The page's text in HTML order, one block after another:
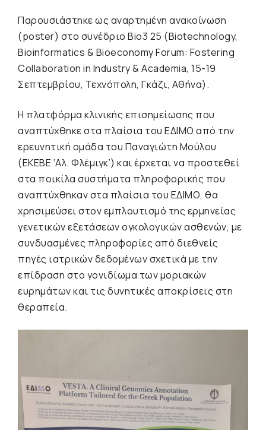
Παρουσιάστηκε ως αναρτημένη ανακοίνωση
(poster) στο συνέδριο Bio3 25 (Biotechnology,
Bioinformatics & Bioeconomy Forum: Fostering
Collaboration in Industry & Academia, 15-19
Σεπτεμβρίου, Τεχνόπολη, Γκάζι, Αθήνα).
H πλατφόρμα κλινικής επισημείωσης που
αναπτύχθηκε στα πλαίσια του ΕΔΙΜΟ από την
ερευνητική ομάδα του Παναγιώτη Μούλου
(ΕΚΕΒΕ ‘Αλ. Φλέμιγκ’) και έρχεται να προστεθεί
στα ποικίλα συστήματα πληροφορικής που
αναπτύχθηκαν στα πλαίσια του ΕΔΙΜΟ, θα
χρησιμεύσει στον εμπλουτισμό της ερμηνείας
γενετικών εξετάσεων ογκολογικών ασθενών, με
συνδυασμένες πληροφορίες από διεθνείς
πηγές ιατρικών δεδομένων σχετικά με την
επίδραση στο γονιδίωμα των μοριακών
ευρημάτων και τις δυνητικές αποκρίσεις στη
θεραπεία.